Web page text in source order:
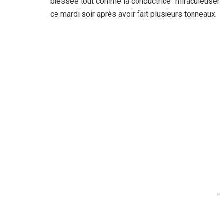
ce mardi soir après avoir fait plusieurs tonneaux.